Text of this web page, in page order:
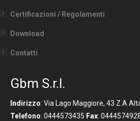
Certificazioni / Regolamenti
Download
Contatti
Gbm S.r.l.
Indirizzo: Via Lago Maggiore, 43 Z.A
Telefono: 0444573435 Fax: